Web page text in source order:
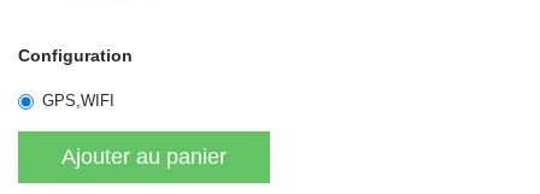
Configuration
GPS,WIFI